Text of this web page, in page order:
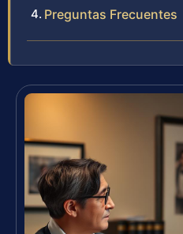
Preguntas Frecuentes